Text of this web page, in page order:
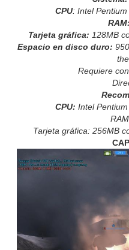
CPU: Intel
RAM:
Tarjeta gráfica: 128MB
Espacio en disco duro:
Requiere
CPU: Intel
Tarjeta gráfica: 256MB